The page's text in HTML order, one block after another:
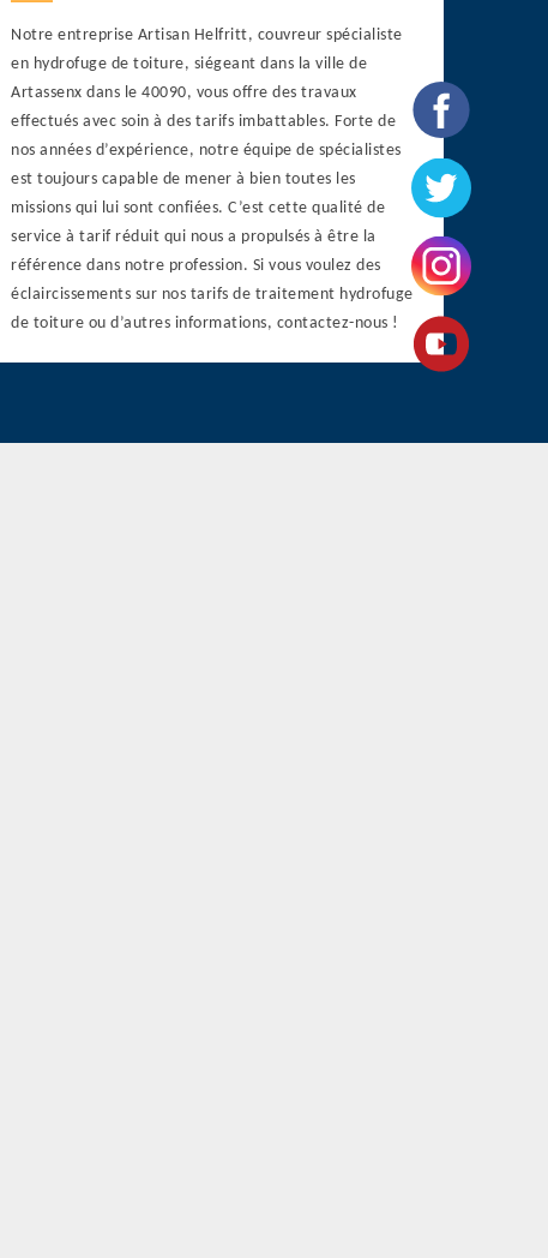
Notre entreprise Artisan Helfritt, couvreur spécialiste
en hydrofuge de toiture, siégeant dans la ville de
Artassenx dans le 40090, vous offre des travaux
effectués avec soin à des tarifs imbattables. Forte de
nos années d’expérience, notre équipe de spécialistes
est toujours capable de mener à bien toutes les
missions qui lui sont confiées. C’est cette qualité de
service à tarif réduit qui nous a propulsés à être la
référence dans notre profession. Si vous voulez des
éclaircissements sur nos tarifs de traitement hydrofuge
de toiture ou d’autres informations, contactez-nous !